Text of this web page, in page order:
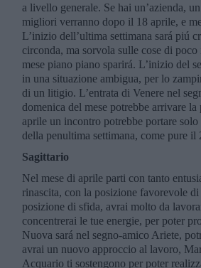
a livello generale. Se hai un’azienda,
migliori verranno dopo il 18 aprile, e
L’inizio dell’ultima settimana sará piú
circonda, ma sorvola sulle cose di
mese piano piano sparirá. L’inizio del
in una situazione ambigua, per lo
di un litigio. L’entrata di Venere nel
domenica del mese potrebbe arrivare
aprile un incontro potrebbe portare
della penultima settimana, come pure
Sagittario
Nel mese di aprile parti con tanto
rinascita, con la posizione favorevole
posizione di sfida, avrai molto da
concentrerai le tue energie, per poter
Nuova sará nel segno-amico Ariete,
avrai un nuovo approccio al lavoro,
Acquario ti sostengono per poter